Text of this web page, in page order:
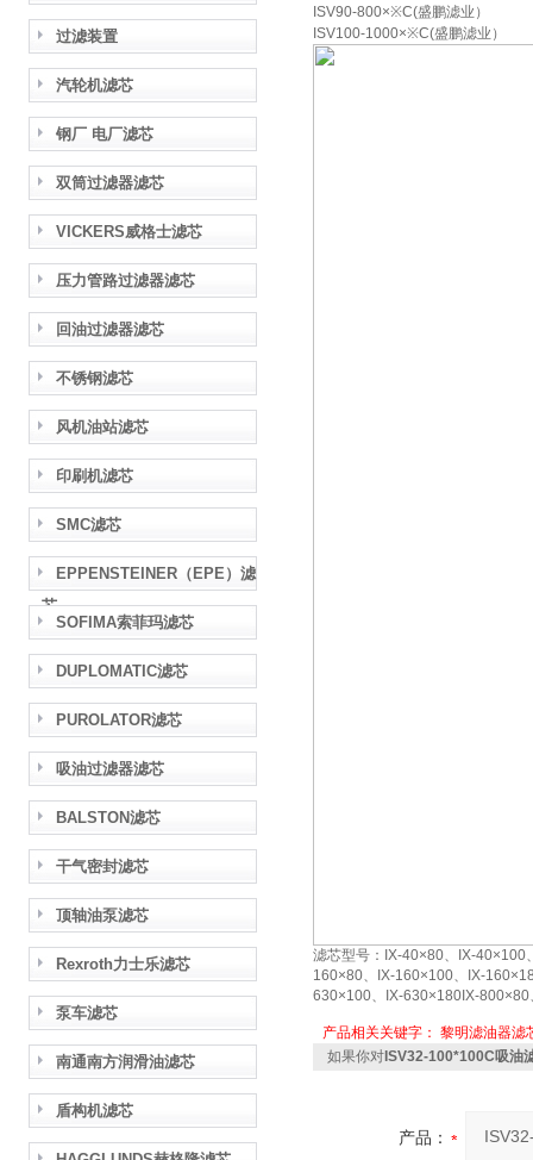
过滤装置
汽轮机滤芯
钢厂 电厂滤芯
双筒过滤器滤芯
VICKERS威格士滤芯
压力管路过滤器滤芯
回油过滤器滤芯
不锈钢滤芯
风机油站滤芯
印刷机滤芯
SMC滤芯
EPPENSTEINER（EPE）滤
芯
SOFIMA索菲玛滤芯
DUPLOMATIC滤芯
PUROLATOR滤芯
吸油过滤器滤芯
BALSTON滤芯
干气密封滤芯
顶轴油泵滤芯
Rexroth力士乐滤芯
泵车滤芯
南通南方润滑油滤芯
盾构机滤芯
ISV90-800×※C(盛鹏滤业）
ISV100-1000×※C(盛鹏滤业）
滤芯型号：IX-40×80、IX-
160×80、IX-160×100、IX-
630×100、IX-630×180IX-
产品相关关键字： 黎明滤油器滤
如果你对 ISV32-100*100C吸油
产品：